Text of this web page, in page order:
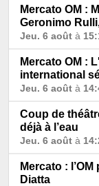
Mercato OM :
Geronimo
Jeu. 6 août à
Mercato OM :
international
Jeu. 6 août à
Coup de
déjà à l’eau
Jeu. 6 août à
Mercato :
Diatta